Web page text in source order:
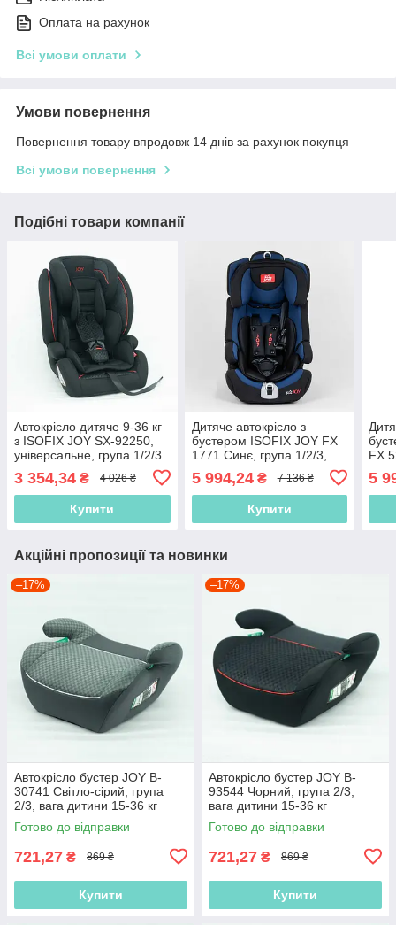
Оплата на рахунок
Всі умови оплати
Умови повернення
Повернення товару впродовж 14 днів за рахунок покупця
Всі умови повернення
Подібні товари компанії
Автокрісло дитяче 9-36 кг
з ISOFIX JOY SX-92250,
універсальне, група 1/2/3
3 354,34 ₴ 4 026 ₴
Купити
Дитяче автокрісло з
бустером ISOFIX JOY FX
1771 Синє, група 1/2/3,
вага 9-36 кг, від 9 місяців
до 12 років
5 994,24₴ 7 136 ₴
Купити
FX
5
Акційні пропозиції та новинки
–17%
Автокрісло бустер JOY B-
30741 Світло-сірий, група
2/3, вага дитини 15-36 кг
Готово до відправки
721,27 ₴ 869 ₴
Купити
–17%
Автокрісло бустер JOY B-
93544 Чорний, група 2/3,
вага дитини 15-36 кг
Готово до відправки
721,27 ₴ 869 ₴
Купити